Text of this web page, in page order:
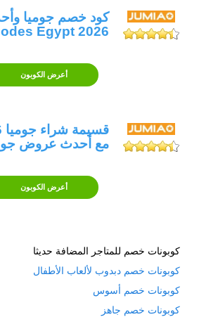
Egypt 2026
أعرض الكوبون
مع أحدث عروض
أعرض الكوبون
كوبونات خصم للمتاجر المضافة حديثا
كوبونات خصم دبدوب لألعاب الأطفال
كوبونات خصم أسوس
كوبونات خصم جاهز